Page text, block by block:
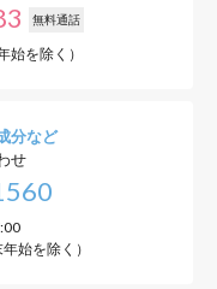
無料通話
始を除く）
分など
せ
始を除く）